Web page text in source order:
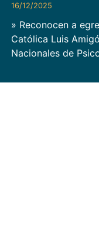
16/12/2025
» Reconocen a
Católica Luis
Nacionales de